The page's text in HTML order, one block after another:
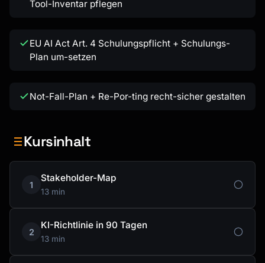
Tool-Inventar pflegen
EU AI Act Art. 4 Schulungspflicht + Schulungs-
Plan um-setzen
Not-Fall-Plan + Re-Por-ting recht-sicher gestalten
Kursinhalt
1
Stakeholder-Map
13 min
2
KI-Richtlinie in 90 Tagen
13 min